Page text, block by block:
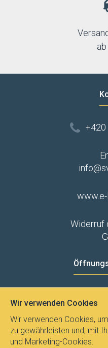
+420
Widerruf
Wir verwenden Cookies
Wir verwenden Cookies,
zu gewährleisten und, mit
und Marketing-Cookies.